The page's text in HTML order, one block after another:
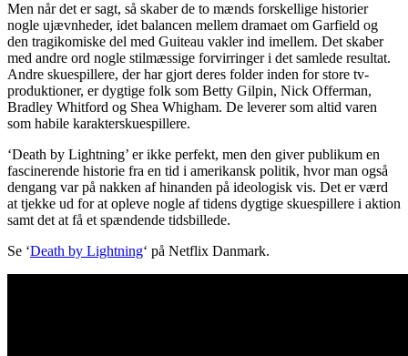
Men når det er sagt, så skaber de to mænds forskellige historier
nogle ujævnheder, idet balancen mellem dramaet om Garfield og
den tragikomiske del med Guiteau vakler ind imellem. Det skaber
med andre ord nogle stilmæssige forvirringer i det samlede resultat.
Andre skuespillere, der har gjort deres folder inden for store tv-
produktioner, er dygtige folk som Betty Gilpin, Nick Offerman,
Bradley Whitford og Shea Whigham. De leverer som altid varen
som habile karakterskuespillere.
‘Death by Lightning’ er ikke perfekt, men den giver publikum en
fascinerende historie fra en tid i amerikansk politik, hvor man også
dengang var på nakken af hinanden på ideologisk vis. Det er værd
at tjekke ud for at opleve nogle af tidens dygtige skuespillere i aktion
samt det at få et spændende tidsbillede.
Se ‘Death by Lightning‘ på Netflix Danmark.